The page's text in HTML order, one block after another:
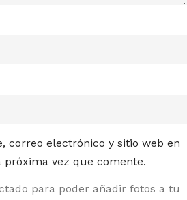
correo electrónico y sitio web en
próxima vez que comente.
para poder añadir fotos a tu